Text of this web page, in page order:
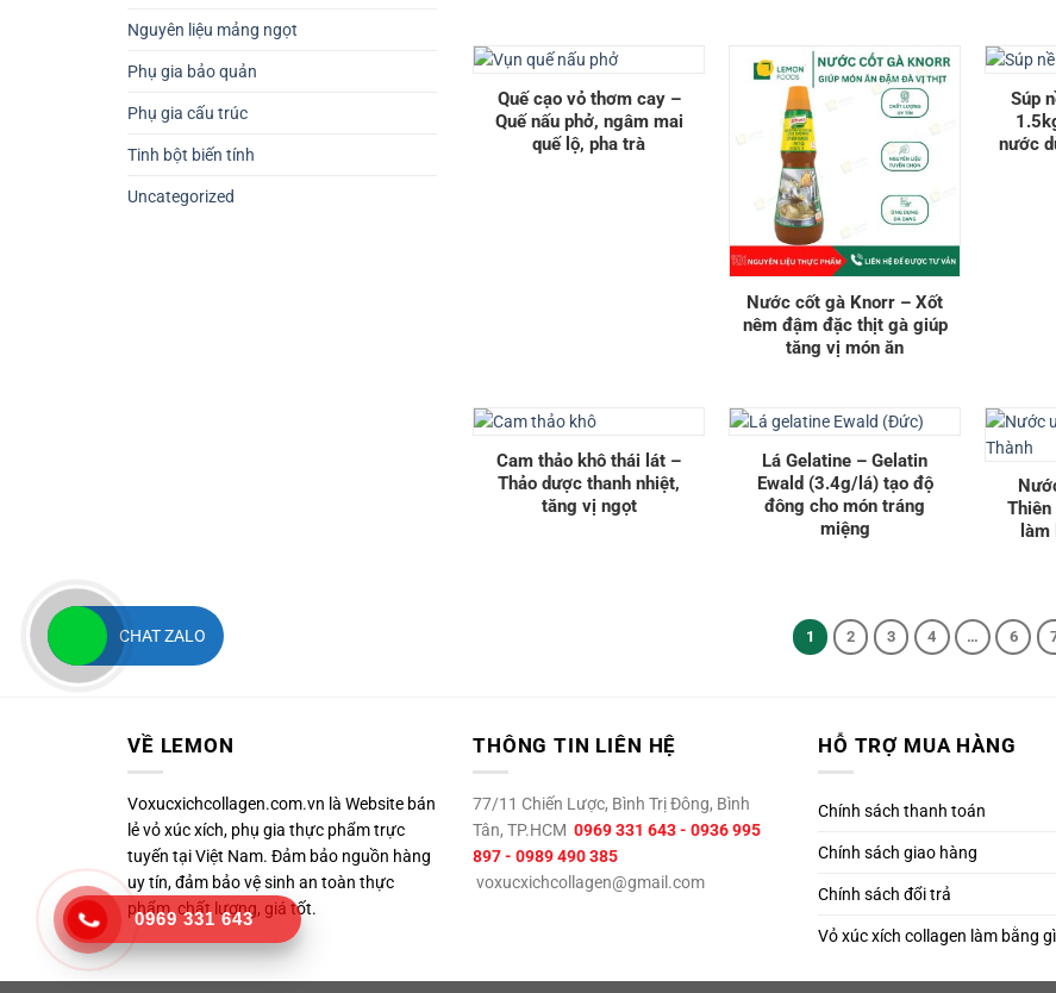
Nguyên liệu mảng ngọt
Phụ gia bảo quản
Phụ gia cấu trúc
Tinh bột biến tính
Uncategorized
Quế cạo vỏ thơm cay –
Quế nấu phở, ngâm mai
quế lộ, pha trà
Nước cốt gà Knorr – Xốt
nêm đậm đặc thịt gà giúp
tăng vị món ăn
Súp
nước
Cam thảo khô thái lát –
Thảo dược thanh nhiệt,
tăng vị ngọt
Lá Gelatine – Gelatin
Ewald (3.4g/lá) tạo độ
đông cho món tráng
miệng
Thiên
1 2 3 4 … 6
VỀ LEMON
Voxucxichcollagen.com.vn là Website bán
lẻ vỏ xúc xích, phụ gia thực phẩm trực
tuyến tại Việt Nam. Đảm bảo nguồn hàng
uy tín, đảm bảo vệ sinh an toàn thực
phẩm, chất lượng, giá tốt.
THÔNG TIN LIÊN HỆ
77/11 Chiến Lược, Bình Trị Đông, Bình
Tân, TP.HCM 0969 331 643 - 0936 995
897 - 0989 490 385
voxucxichcollagen@gmail.com
HỖ TRỢ MUA HÀNG
Chính sách thanh toán
Chính sách giao hàng
Chính sách đổi trả
Vỏ xúc xích collagen làm bằng
CHAT ZALO
0969 331 643